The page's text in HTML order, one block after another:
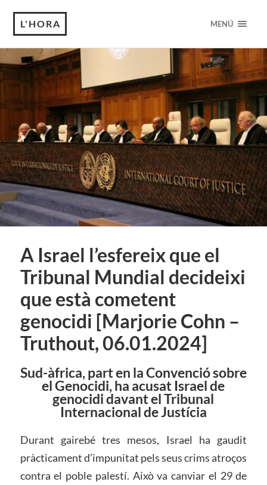
L'HORA MENÚ
A Israel l’esfereix que el
Tribunal Mundial decideixi
que està cometent
genocidi [Marjorie Cohn –
Truthout, 06.01.2024]
Sud-àfrica, part en la Convenció sobre
el Genocidi, ha acusat Israel de
genocidi davant el Tribunal
Internacional de Justícia
Durant gairebé tres mesos, Israel ha gaudit
pràcticament d’impunitat pels seus crims atroços
contra el poble palestí. Això va canviar el 29 de